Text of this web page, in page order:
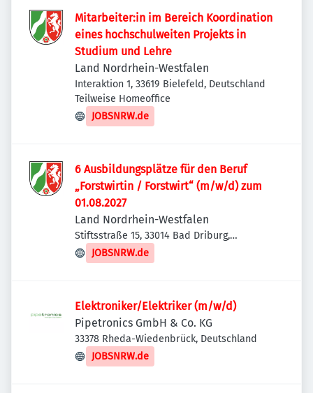
Mitarbeiter:in im Bereich Koordination
eines hochschulweiten Projekts in
Studium und Lehre
Land Nordrhein-Westfalen
Interaktion 1, 33619 Bielefeld, Deutschland
Teilweise Homeoffice
JOBSNRW.de
6 Ausbildungsplätze für den Beruf
„Forstwirtin / Forstwirt“ (m/w/d) zum
01.08.2027
Land Nordrhein-Westfalen
Stiftsstraße 15, 33014 Bad Driburg,
Deutschland
JOBSNRW.de
Elektroniker/Elektriker (m/w/d)
Pipetronics GmbH & Co. KG
33378 Rheda-Wiedenbrück, Deutschland
JOBSNRW.de